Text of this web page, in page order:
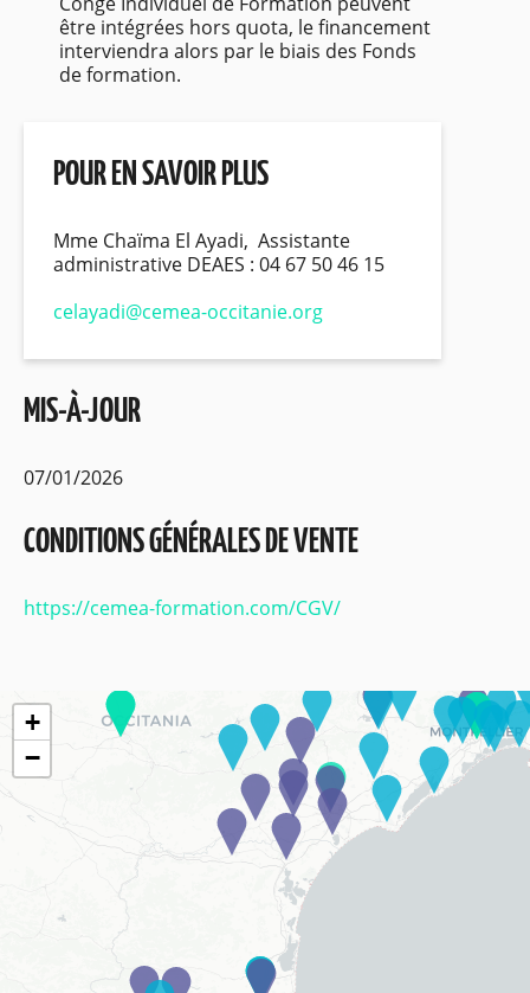
être intégrées hors quota, le financement
interviendra alors par le biais des Fonds
de formation.
POUR EN SAVOIR PLUS
Mme Chaïma El Ayadi, Assistante
administrative DEAES : 04 67 50 46 15
celayadi@cemea-occitanie.org
MIS-À-JOUR
07/01/2026
CONDITIONS GÉNÉRALES DE VENTE
https://cemea-formation.com/CGV/
+
−